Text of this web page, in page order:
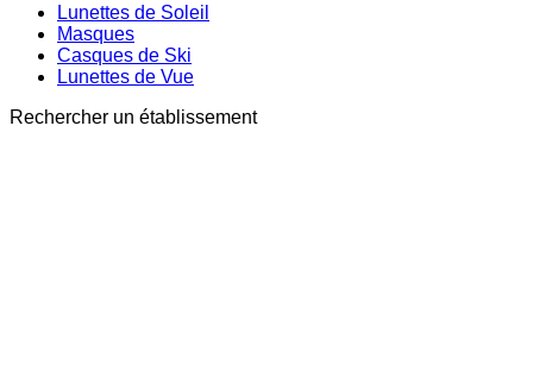
Lunettes de Soleil
Masques
Casques de Ski
Lunettes de Vue
Rechercher un établissement